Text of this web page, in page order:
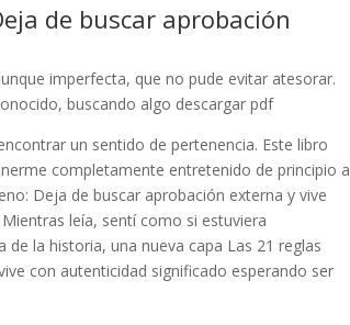
de buscar aprobación
imperfecta, que no pude evitar atesorar.
buscando algo descargar pdf
un sentido de pertenencia. Este libro
completamente entretenido de principio a
Deja de buscar aprobación externa y vive
leía, sentí como si estuviera
la historia, una nueva capa Las 21 reglas
con autenticidad significado esperando ser